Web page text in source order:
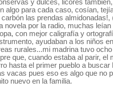
y dulces, licores
algo para cada caso, cosían,
las prendas
novela por la radio, muchas
con mejor caligrafía y
ayudaban a los niños
rurales...mi madrina tuvo
que, cuando estaba al parir, el
hasta el primer pueblo a buscar
vacas pues eso es algo que no
nuevo en la familia.